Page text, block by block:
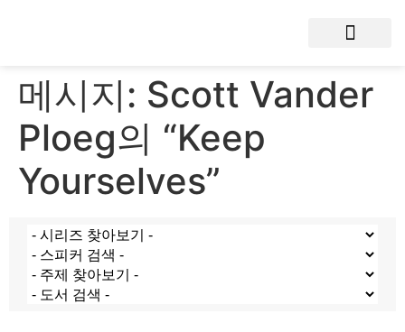
메시지: Scott Vander
Ploeg의 “Keep
Yourselves”